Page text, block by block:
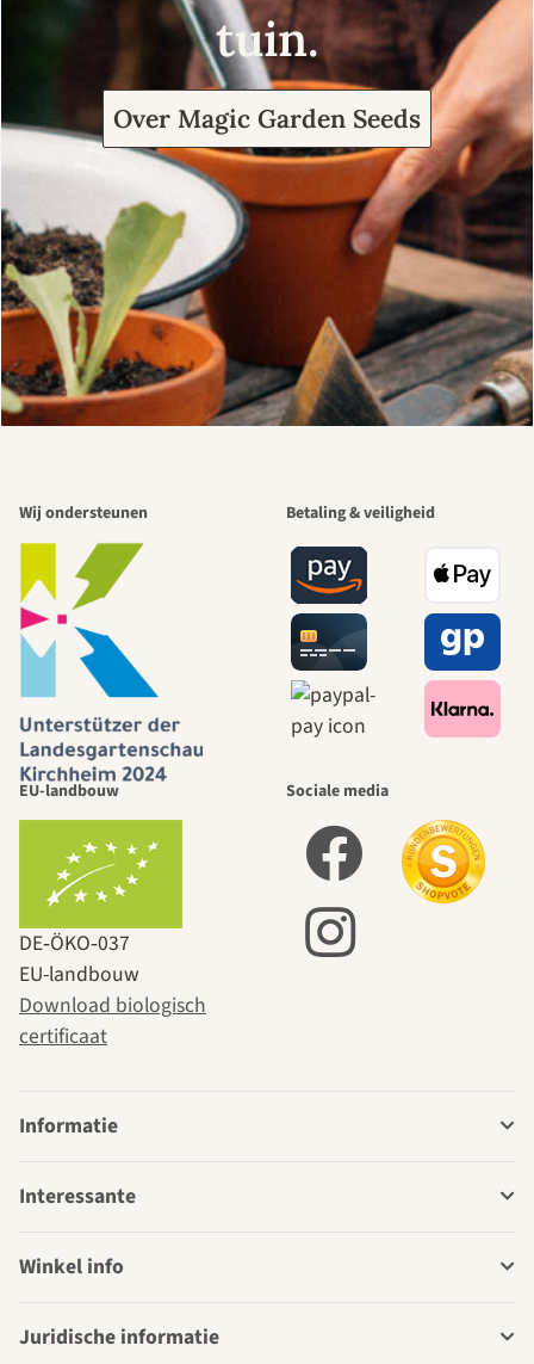
tuin.
Over Magic Garden Seeds
Wij ondersteunen Betaling & veiligheid
EU-landbouw
DE‑ÖKO‑037
EU-landbouw
Download biologisch
certificaat
Sociale media
Informatie
Interessante
Winkel info
Juridische informatie